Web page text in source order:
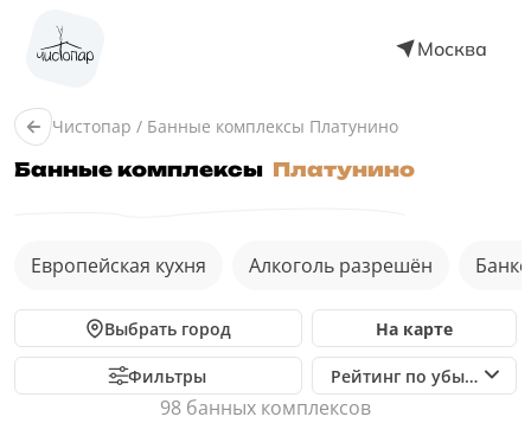
Москва
Чистопар / Банные комплексы Платунино
Банные комплексы Платунино
Европейская кухня Алкоголь разрешён
98 банных комплексов
Выбрать город На карте
Фильтры Рейтинг по убыванию